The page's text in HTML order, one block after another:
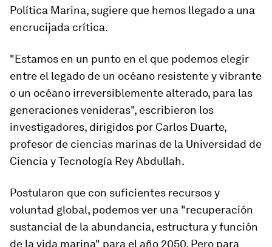
Política Marina, sugiere que hemos llegado a una
encrucijada crítica.
"Estamos en un punto en el que podemos elegir
entre el legado de un océano resistente y vibrante
o un océano irreversiblemente alterado, para las
generaciones venideras", escribieron los
investigadores, dirigidos por Carlos Duarte,
profesor de ciencias marinas de la Universidad de
Ciencia y Tecnología Rey Abdullah.
Postularon que con suficientes recursos y
voluntad global, podemos ver una "recuperación
sustancial de la abundancia, estructura y función
de la vida marina" para el año 2050. Pero para